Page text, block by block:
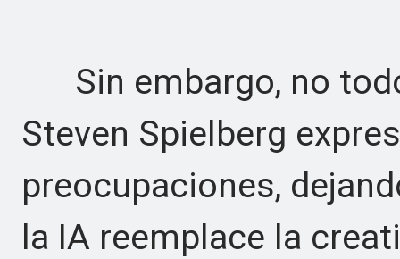
Sin embargo, no
Steven Spielberg
preocupaciones,
la IA reemplace la